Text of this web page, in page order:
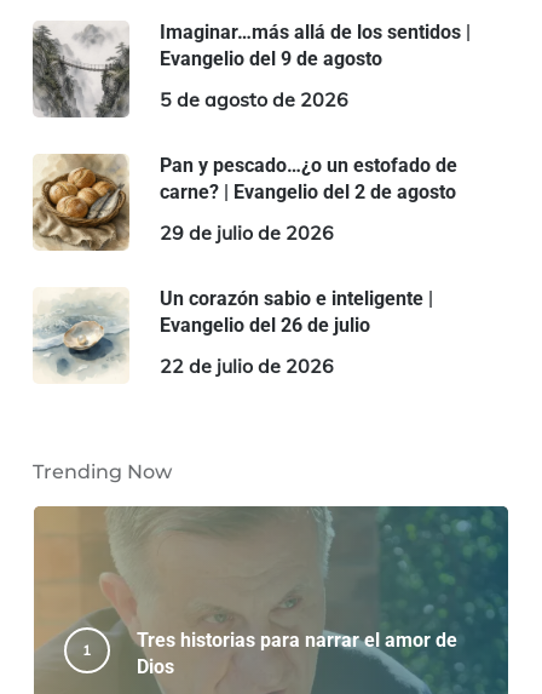
Imaginar…más allá de los sentidos |
Evangelio del 9 de agosto
5 de agosto de 2026
Pan y pescado…¿o un estofado de
carne? | Evangelio del 2 de agosto
29 de julio de 2026
Un corazón sabio e inteligente |
Evangelio del 26 de julio
22 de julio de 2026
Trending Now
Tres historias para narrar el amor de
Dios